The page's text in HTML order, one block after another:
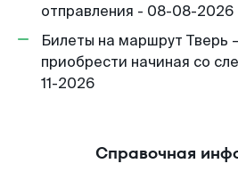
отправления - 08-08-2026
Билеты на маршрут Тверь
приобрести начиная со
11-2026
Справочная